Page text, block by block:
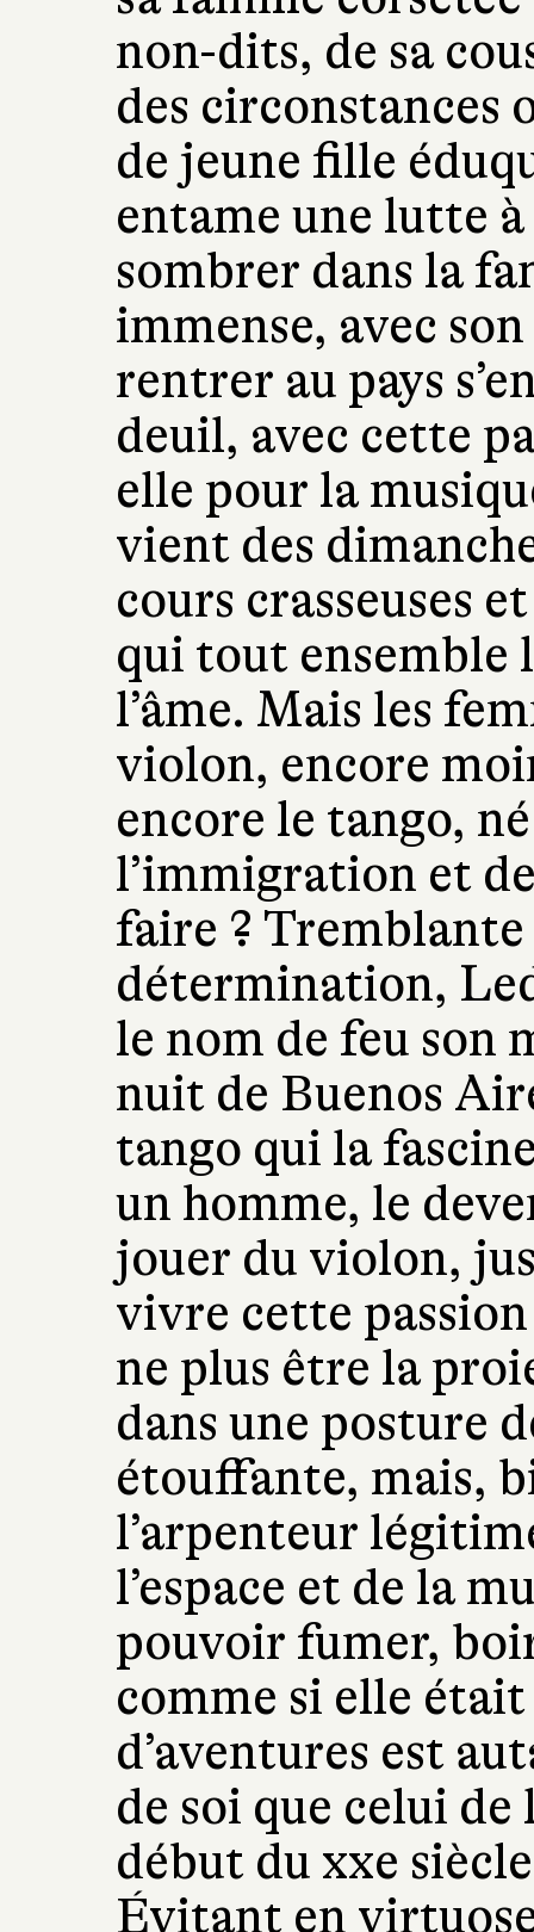
non-dits, de sa
des circonstances
de jeune fille
entame une lutte
sombrer dans la
immense, avec
rentrer au pays
deuil, avec cette
elle pour la
vient des
cours crasseuses
qui tout
l’âme. Mais les
violon, encore
encore le tango,
l’immigration et
faire ? Tremblante
détermination,
le nom de feu son
nuit de Buenos
tango qui la
un homme, le
jouer du violon,
vivre cette
ne plus être la
dans une posture
étouffante, mais,
l’arpenteur
l’espace et de la
pouvoir fumer,
comme si elle
d’aventures est
de soi que celui
début du xxe
Évitant en